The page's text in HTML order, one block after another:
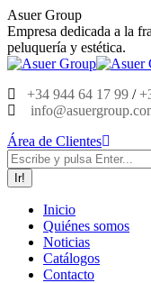
Saltar
al
contenido
Asuer Group
Empresa dedicada a la
peluquería y estética.
+34 944 64 17 99 /
Área de Clientes
Buscar:
Inicio
Quiénes somos
Noticias
Catálogos
Contacto